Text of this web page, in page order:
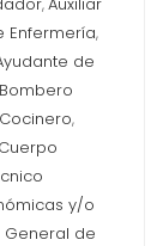
,
Enfermería,
de
Bombero
Cocinero,
Cuerpo
y/o
General de